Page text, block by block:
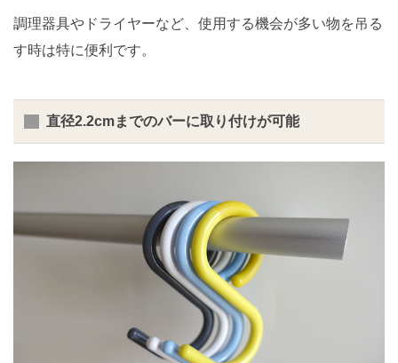
調理器具やドライヤーなど、使用する機会が多い物を吊る
す時は特に便利です。
直径2.2cmまでのバーに取り付けが可能